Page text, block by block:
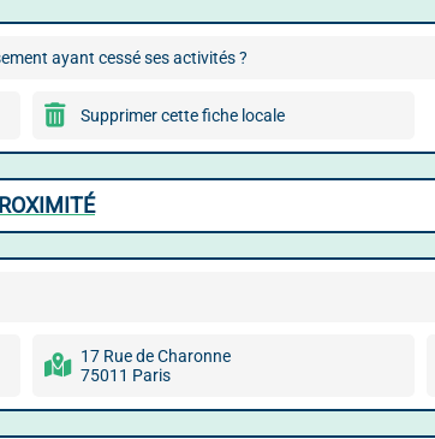
ayant cessé ses activités ?
Supprimer cette fiche locale
17 Rue de Charonne
75011 Paris